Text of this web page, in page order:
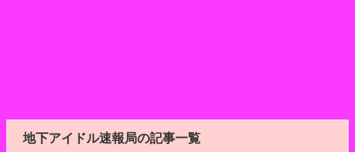
地下アイドル速報局の記事一覧